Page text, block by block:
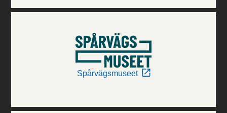
Spårvägsmuseet